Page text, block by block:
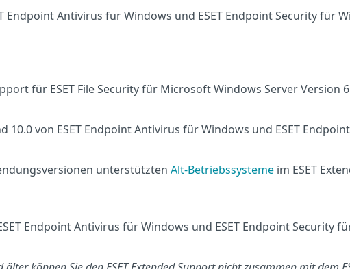
Endpoint Antivirus für Windows und ESET Endpoint Security für
für ESET File Security für Microsoft Windows Server Version
10.0 von ESET Endpoint Antivirus für Windows und ESET
unterstützten Alt-Betriebssysteme im ESET
Endpoint Antivirus für Windows und ESET Endpoint Security